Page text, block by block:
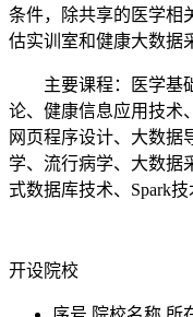
条件，除共享的医学相
估实训室和健康大数据
主要课程：医学基础
论、健康信息应用技术
网页程序设计、大数据
学、流行病学、大数据
式数据库技术、Spark
开设院校